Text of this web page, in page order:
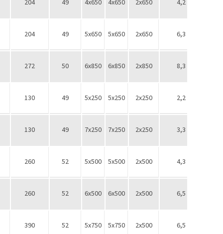
204 49 4х650 4х650 2х650 4,2
204 49 5х650 5х650 2х650 6,3
272 50 6х850 6х850 2х850 8,3
130 49 5х250 5х250 2х250 2,2
130 49 7х250 7х250 2х250 3,3
260 52 5х500 5х500 2х500 4,3
260 52 6х500 6х500 2х500 6,5
390 52 5х750 5х750 2х500 6,5